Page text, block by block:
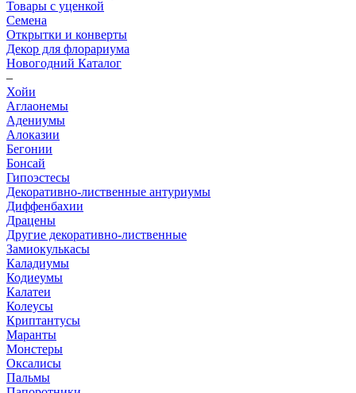
Товары с уценкой
Семена
Открытки и конверты
Декор для флорариума
Новогодний Каталог
–
Хойи
Аглаонемы
Адениумы
Алоказии
Бегонии
Бонсай
Гипоэстесы
Декоративно-лиственные антуриумы
Диффенбахии
Драцены
Другие декоративно-лиственные
Замиокулькасы
Каладиумы
Кодиеумы
Калатеи
Колеусы
Криптантусы
Маранты
Монстеры
Оксалисы
Пальмы